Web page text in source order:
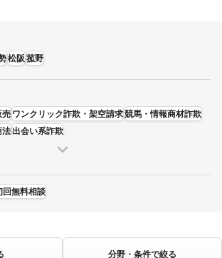
松阪菰野
売ワンクリック詐欺・架空請求競馬・情報商材詐欺
法出会い系詐欺
回無料相談
分野・条件で絞る